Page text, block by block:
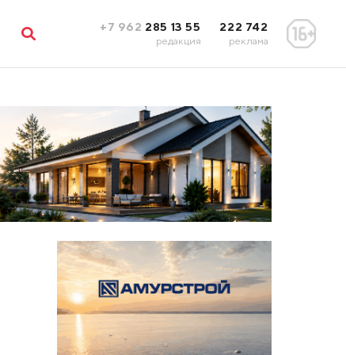
+7 962 285 13 55
редакция
222 742
реклама